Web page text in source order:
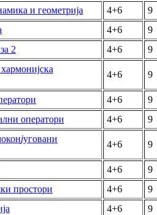
и геометрија 4+6
9
4+6
9
2 4+6 9
4+6 9
4+6
9
оператори 4+6 9
jуговани
4+6 9
4+6
9
простори 4+6
9
4+6
9